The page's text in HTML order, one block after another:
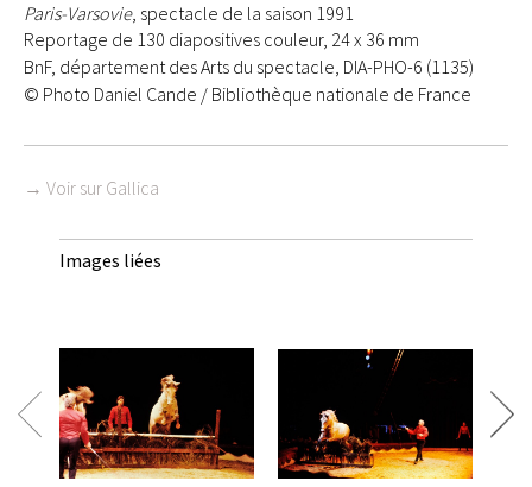
Paris-Varsovie, spectacle de la saison 1991
Reportage de 130 diapositives couleur, 24 x 36 mm
BnF, département des Arts du spectacle, DIA-PHO-6 (1135)
© Photo Daniel Cande / Bibliothèque nationale de France
→ Voir sur Gallica
Images liées